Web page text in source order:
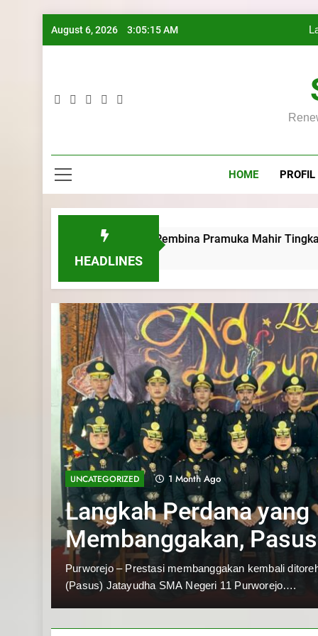
August 6, 2026 3:05:16 AM
HOME PROFIL
HEADLINES
Kursus Pembina Pramuka Mahir Tingkat Dasar
UNCATEGORIZED 1 Month Ago
Langkah Perdana yang
Membanggakan, Pasus
Jatayudha Ukir
Adiluhung Se-Jawa
Purworejo – Prestasi membanggakan kembali
(Pasus) Jatayudha SMA Negeri 11 Purworejo….